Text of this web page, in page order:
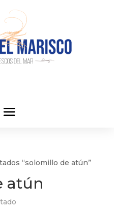
“solomillo de atún”
atún